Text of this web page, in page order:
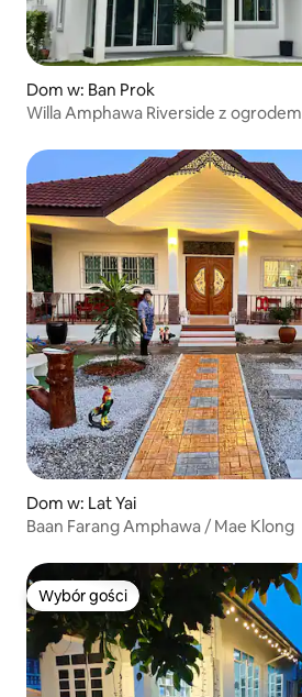
Dom w: Ban Prok
Willa Amphawa Riverside z ogrodem
Dom w: Lat Yai
Baan Farang Amphawa / Mae Klong
Wybór gości
Wybór gości